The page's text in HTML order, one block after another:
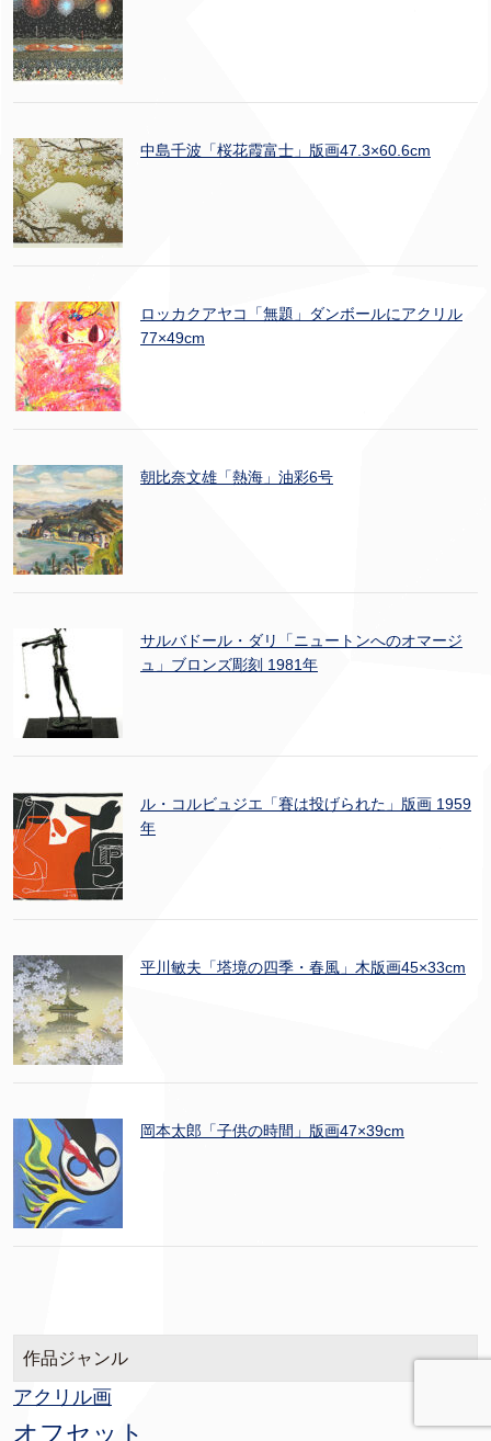
中島千波「桜花霞富士」版画47.3×60.6cm
ロッカクアヤコ「無題」ダンボールにアクリル
77×49cm
朝比奈文雄「熱海」油彩6号
サルバドール・ダリ「ニュートンへのオマージ
ュ」ブロンズ彫刻 1981年
ル・コルビュジエ「賽は投げられた」版画 1959
年
平川敏夫「塔境の四季・春風」木版画45×33cm
岡本太郎「子供の時間」版画47×39cm
作品ジャンル
アクリル画
オフセット